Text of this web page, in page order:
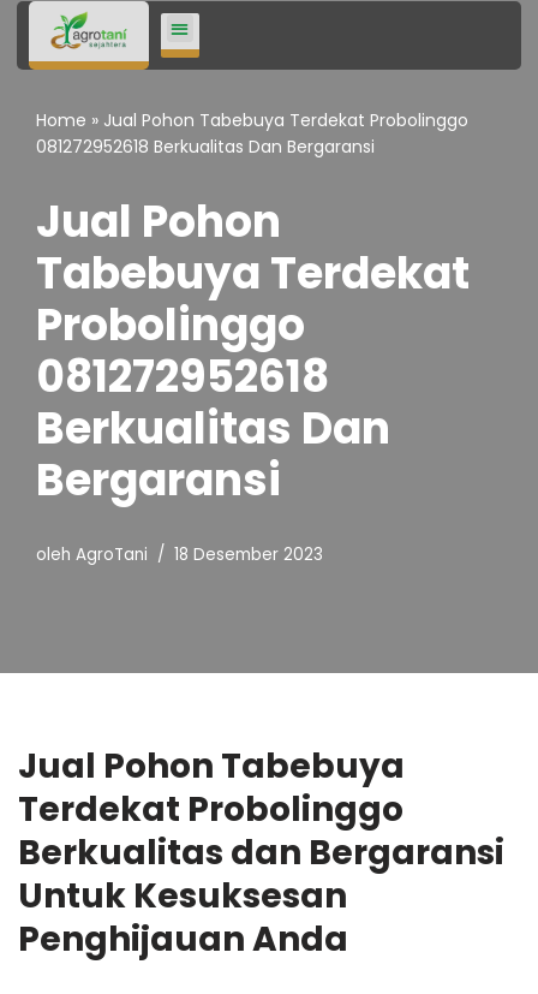
Lompat
konten
Home » Jual Pohon Tabebuya Terdekat Probolinggo
081272952618 Berkualitas Dan Bergaransi
Jual Pohon
Tabebuya Terdekat
Probolinggo
081272952618
Berkualitas Dan
Bergaransi
oleh AgroTani 18 Desember 2023
Jual Pohon Tabebuya
Terdekat Probolinggo
Berkualitas dan Bergaransi
Untuk Kesuksesan
Penghijauan Anda